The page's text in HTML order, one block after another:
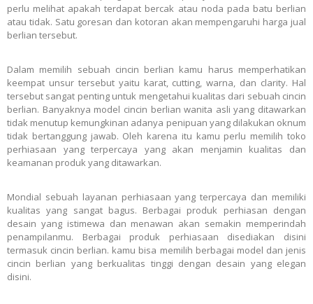
perlu melihat apakah terdapat bercak atau noda pada batu berlian
atau tidak. Satu goresan dan kotoran akan mempengaruhi harga jual
berlian tersebut.
Dalam memilih sebuah cincin berlian kamu harus memperhatikan
keempat unsur tersebut yaitu karat, cutting, warna, dan clarity. Hal
tersebut sangat penting untuk mengetahui kualitas dari sebuah cincin
berlian. Banyaknya model cincin berlian wanita asli yang ditawarkan
tidak menutup kemungkinan adanya penipuan yang dilakukan oknum
tidak bertanggung jawab. Oleh karena itu kamu perlu memilih toko
perhiasaan yang terpercaya yang akan menjamin kualitas dan
keamanan produk yang ditawarkan.
Mondial sebuah layanan perhiasaan yang terpercaya dan memiliki
kualitas yang sangat bagus. Berbagai produk perhiasan dengan
desain yang istimewa dan menawan akan semakin memperindah
penampilanmu. Berbagai produk perhiasaan disediakan disini
termasuk cincin berlian. kamu bisa memilih berbagai model dan jenis
cincin berlian yang berkualitas tinggi dengan desain yang elegan
disini.